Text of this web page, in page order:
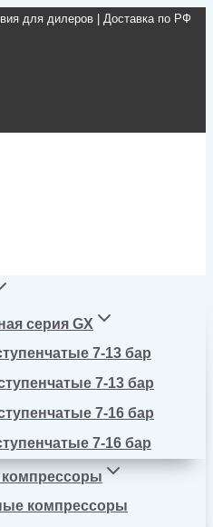
для дилеров | Доставка по РФ
серия GX
7-13 бар
7-13 бар
7-16 бар
7-16 бар
компрессоры